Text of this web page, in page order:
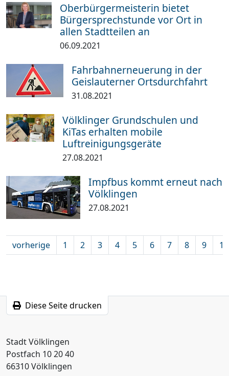
Oberbürgermeisterin bietet
Bürgersprechstunde vor Ort in
allen Stadtteilen an
06.09.2021
Fahrbahnerneuerung in der
Geislauterner Ortsdurchfahrt
31.08.2021
Völklinger Grundschulen und
KiTas erhalten mobile
Luftreinigungsgeräte
27.08.2021
Impfbus kommt erneut nach
Völklingen
27.08.2021
vorherige 1 2 3 4 5 6 7 8 9 10
Diese Seite drucken
Stadt Völklingen
Postfach 10 20 40
66310 Völklingen